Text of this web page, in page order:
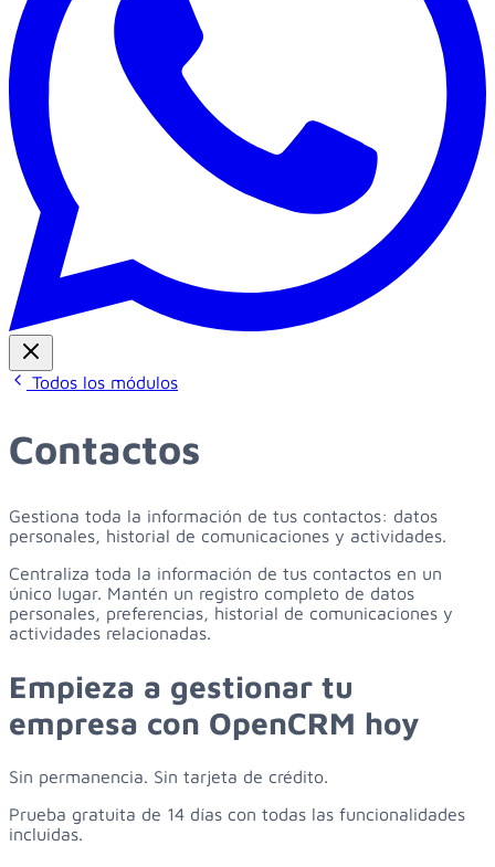
Todos los módulos
Contactos
Gestiona toda la información de tus contactos: datos
personales, historial de comunicaciones y actividades.
Centraliza toda la información de tus contactos en un
único lugar. Mantén un registro completo de datos
personales, preferencias, historial de comunicaciones y
actividades relacionadas.
Empieza a gestionar tu
empresa con OpenCRM hoy
Sin permanencia. Sin tarjeta de crédito.
Prueba gratuita de 14 días con todas las funcionalidades
incluidas.